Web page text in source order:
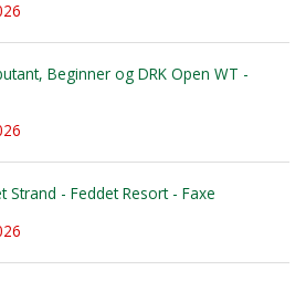
Beginner og DRK Open WT -
Strand - Feddet Resort - Faxe